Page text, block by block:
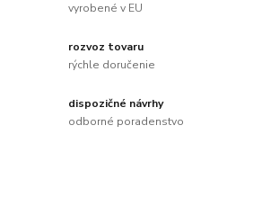
vyrobené v EU
rozvoz tovaru
rýchle doručenie
dispozičné návrhy
odborné poradenstvo